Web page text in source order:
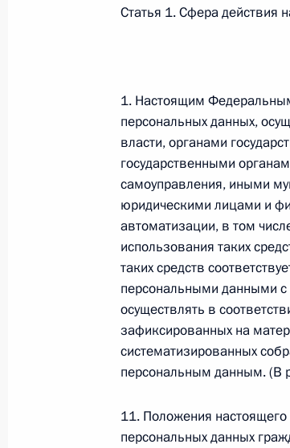
26 июля 2026 года
О внесении изменения в
и добровольчестве
26 июля 2026 года
Федеральный закон
О внесении изменений в
процессуального кодекса
26 июля 2026 года
Федеральный закон
и признании утратившим
изменений в Федеральный
Статья 1. Сфера действия
1. Настоящим
персональных данных,
власти, органами
государственными
самоуправления, иными
юридическими лицами и
автоматизации, в том
использования таких
таких средств
персональными данными с
осуществлять в
зафиксированных на
систематизированных
персональным данным. (В
11. Положения
персональных данных